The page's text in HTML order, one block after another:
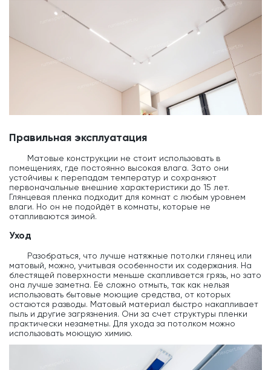
Правильная эксплуатация
Матовые конструкции не стоит использовать в
помещениях, где постоянно высокая влага. Зато они
устойчивы к перепадам температур и сохраняют
первоначальные внешние характеристики до 15 лет.
Глянцевая пленка подходит для комнат с любым уровнем
влаги. Но он не подойдёт в комнаты, которые не
отапливаются зимой.
Уход
Разобраться, что лучше натяжные потолки глянец или
матовый, можно, учитывая особенности их содержания. На
блестящей поверхности меньше скапливается грязь, но зато
она лучше заметна. Её сложно отмыть, так как нельзя
использовать бытовые моющие средства, от которых
остаются разводы. Матовый материал быстро накапливает
пыль и другие загрязнения. Они за счет структуры пленки
практически незаметны. Для ухода за потолком можно
использовать моющую химию.